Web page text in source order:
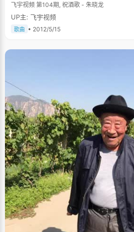
飞宇视频 第104期, 祝酒歌 - 朱晓龙
UP主: 飞宇视频
歌曲 • 2012/5/15